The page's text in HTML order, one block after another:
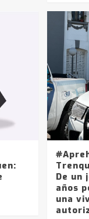
De un
años
una
mañana del lunes
en Ruta 5:
de Trenque
de los
desde YPF
857 a 1338 pesos
de Cereales
anticipa que
lluvias y heladas,